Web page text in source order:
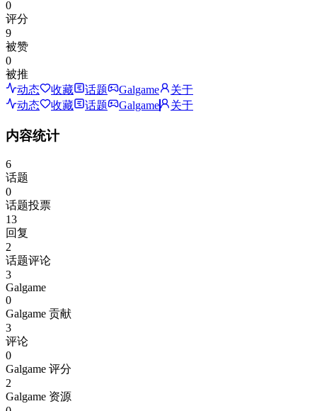
0
评分
9
被赞
0
被推
动态
收藏 话题 Galgame
关于
动态
收藏 话题 Galgame 关于
内容统计
6
话题
0
话题投票
13
回复
2
话题评论
3
Galgame
0
Galgame 贡献
3
评论
0
Galgame 评分
2
Galgame 资源